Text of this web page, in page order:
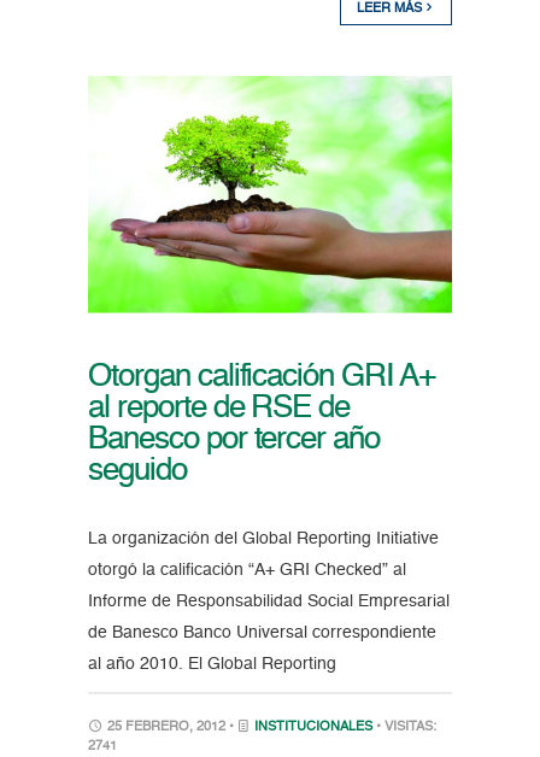
LEER MÁS
Otorgan calificación GRI A+
al reporte de RSE de
Banesco por tercer año
seguido
La organización del Global Reporting Initiative
otorgó la calificación “A+ GRI Checked” al
Informe de Responsabilidad Social Empresarial
de Banesco Banco Universal correspondiente
al año 2010. El Global Reporting
25 FEBRERO, 2012 • INSTITUCIONALES • VISITAS:
2741